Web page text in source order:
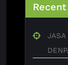
JASA